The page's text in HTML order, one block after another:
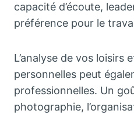
capacité d’écoute,
préférence pour le
L’analyse de vos loisirs
personnelles peut
professionnelles. Un
photographie,